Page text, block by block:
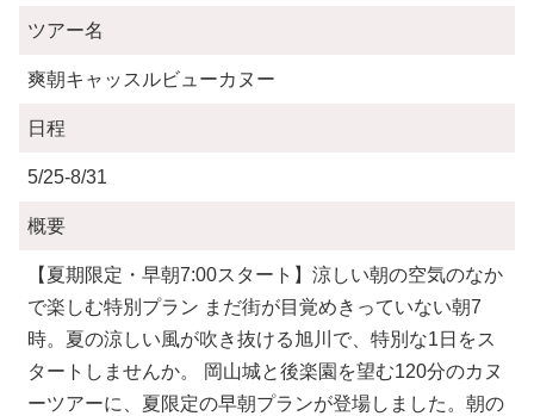
ツアー名
爽朝キャッスルビューカヌー
日程
5/25-8/31
概要
【夏期限定・早朝7:00スタート】涼しい朝の空気のなか
で楽しむ特別プラン まだ街が目覚めきっていない朝7
時。夏の涼しい風が吹き抜ける旭川で、特別な1日をス
タートしませんか。 岡山城と後楽園を望む120分のカヌ
ーツアーに、夏限定の早朝プランが登場しました。朝の